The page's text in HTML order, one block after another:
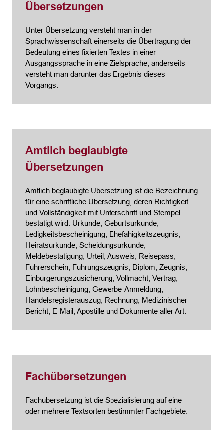
Übersetzungen
Unter Übersetzung versteht man in der
Sprachwissenschaft einerseits die Übertragung der
Bedeutung eines fixierten Textes in einer
Ausgangssprache in eine Zielsprache; anderseits
versteht man darunter das Ergebnis dieses
Vorgangs.
Amtlich beglaubigte
Übersetzungen
Amtlich beglaubigte Übersetzung ist die Bezeichnung
für eine schriftliche Übersetzung, deren Richtigkeit
und Vollständigkeit mit Unterschrift und Stempel
bestätigt wird. Urkunde, Geburtsurkunde,
Ledigkeitsbescheinigung, Ehefähigkeitszeugnis,
Heiratsurkunde, Scheidungsurkunde,
Meldebestätigung, Urteil, Ausweis, Reisepass,
Führerschein, Führungszeugnis, Diplom, Zeugnis,
Einbürgerungszusicherung, Vollmacht, Vertrag,
Lohnbescheinigung, Gewerbe-Anmeldung,
Handelsregisterauszug, Rechnung, Medizinischer
Bericht, E-Mail, Apostille und Dokumente aller Art.
Fachübersetzungen
Fachübersetzung ist die Spezialisierung auf eine
oder mehrere Textsorten bestimmter Fachgebiete.